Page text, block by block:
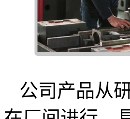
公司产品从